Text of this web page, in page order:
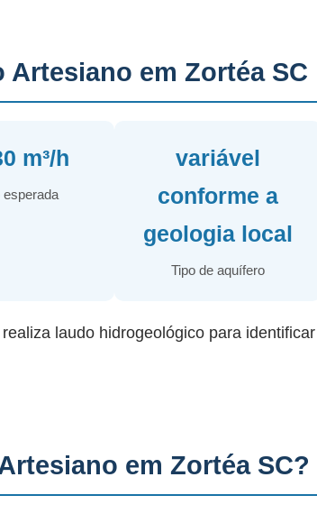
em Zortéa SC
m³/h
esperada
variável
conforme a
geologia local
Tipo de aquífero
laudo hidrogeológico para
em Zortéa SC?